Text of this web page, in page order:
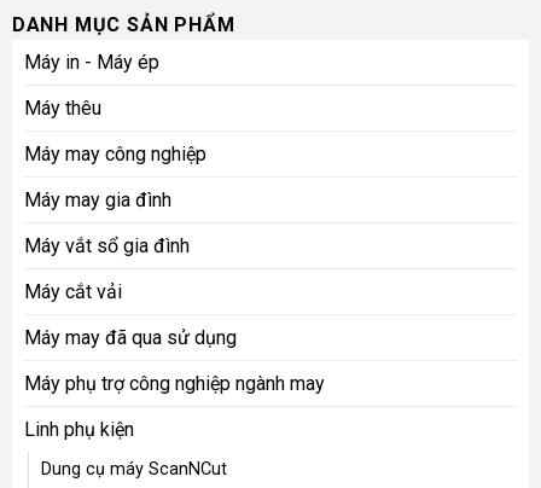
DANH MỤC SẢN PHẨM
Máy in - Máy ép
Máy thêu
Máy may công nghiệp
Máy may gia đình
Máy vắt sổ gia đình
Máy cắt vải
Máy may đã qua sử dụng
Máy phụ trợ công nghiệp ngành may
Linh phụ kiện
Dung cụ máy ScanNCut